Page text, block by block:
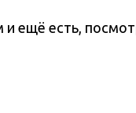
и ещё есть,